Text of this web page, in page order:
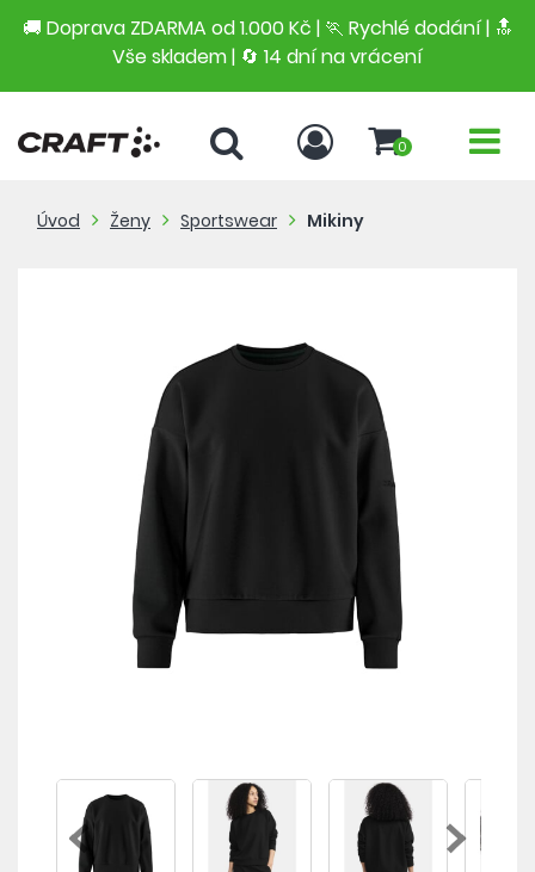
🚚 Doprava ZDARMA od 1.000 Kč | 🏃 Rychlé dodání | 🔝
Vše skladem | 🔄 14 dní na vrácení
0
Úvod Ženy Sportswear Mikiny